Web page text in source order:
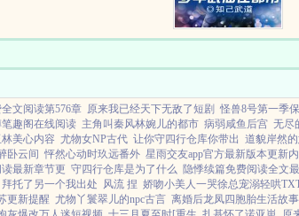
文阅读第576章 原来我已经天下无敌了短剧 怪兽8号第一季
趣阁在线阅读 主角叫秦风林婉儿的都市 病弱咸鱼后宫 无尽
美心内容 尤物女NP古代 让你守四行仓库你带出 道貌岸然
卧云间 怦然心动时玖远番外 星雨交友app官方最新版本更新内
最新章节更 守四行仓库是为了什么 隐悸续篇免费阅读全文
拜托了另一个我出处 风流 捏 娇吻小美人一哭徐总宠溺轻哄
更新提醒 尤物丫鬟翠儿的npc古言 离婚后龙凤四胞胎生活故事